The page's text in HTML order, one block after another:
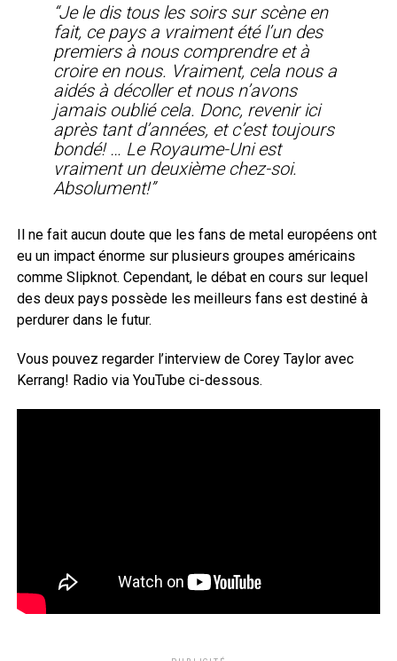
“Je le dis tous les soirs sur scène en
fait, ce pays a vraiment été l’un des
premiers à nous comprendre et à
croire en nous. Vraiment, cela nous a
aidés à décoller et nous n’avons
jamais oublié cela. Donc, revenir ici
après tant d’années, et c’est toujours
bondé! … Le Royaume-Uni est
vraiment un deuxième chez-soi.
Absolument!”
Il ne fait aucun doute que les fans de metal européens ont
eu un impact énorme sur plusieurs groupes américains
comme Slipknot. Cependant, le débat en cours sur lequel
des deux pays possède les meilleurs fans est destiné à
perdurer dans le futur.
Vous pouvez regarder l’interview de Corey Taylor avec
Kerrang! Radio via YouTube ci-dessous.